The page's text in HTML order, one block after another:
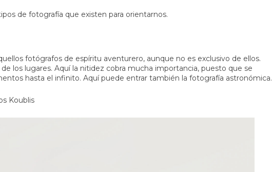
de fotografía que existen para orientarnos.
fotógrafos de espíritu aventurero, aunque no es exclusivo de ellos.
los lugares. Aquí la nitidez cobra mucha importancia, puesto que se
hasta el infinito. Aquí puede entrar también la fotografía astronómica.
Koublis